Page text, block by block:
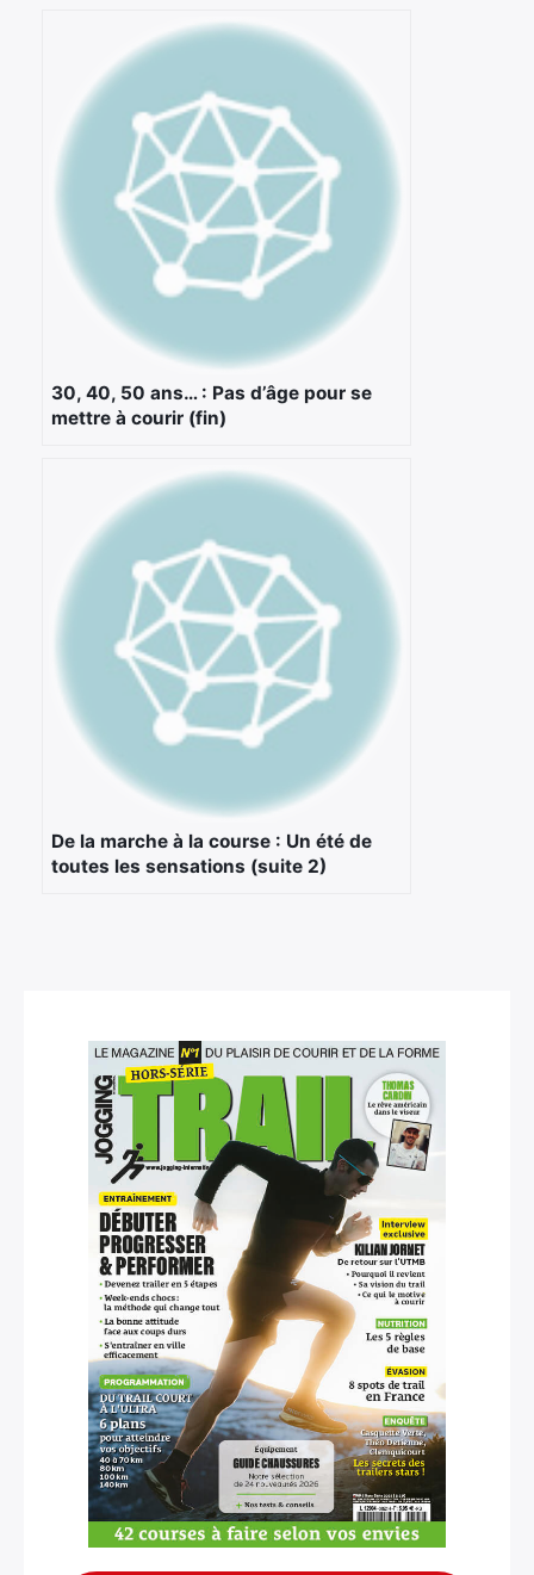
30, 40, 50 ans… : Pas d’âge pour se
mettre à courir (fin)
De la marche à la course : Un été de
toutes les sensations (suite 2)